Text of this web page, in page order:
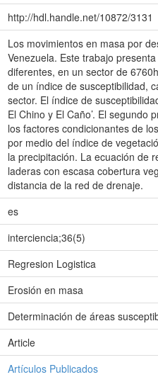
http://hdl.handle.net/10872/3131
Los movimientos en masa por
Venezuela. Este trabajo
diferentes, en un sector de
de un índice de susceptibilidad,
sector. El índice de
El Chino y El Caño’. El
los factores condicionantes de
por medio del índice de
la precipitación. La ecuación de
laderas con escasa cobertura
distancia de la red de drenaje.
es
interciencia;36(5)
Regresion Logistica
Erosión en masa
Determinación de áreas
Article
Artículos Publicados